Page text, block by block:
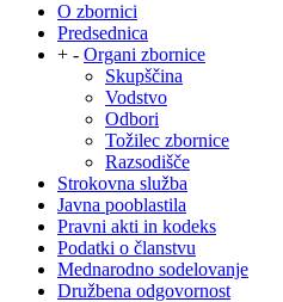
O zbornici
Predsednica
+ - Organi zbornice
Skupščina
Vodstvo
Odbori
Tožilec zbornice
Razsodišče
Strokovna služba
Javna pooblastila
Pravni akti in kodeks
Podatki o članstvu
Mednarodno sodelovanje
Družbena odgovornost